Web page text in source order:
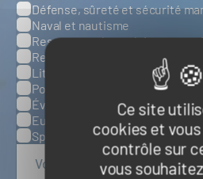
Ce site
cookies et
contrôle sur
vous
Catégories
Défense, sûreté et sécurité
Naval et nautisme
Ressources énergétiques et
Ressources biologiques marines
Littoral et environnement
Ports, infrastructures et
Évènements
Europe
Spatial